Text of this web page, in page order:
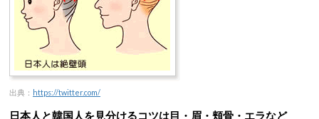
出典： https://twitter.com/
日本人と韓国人を見分けるコツは目・眉・頬骨・エラなど